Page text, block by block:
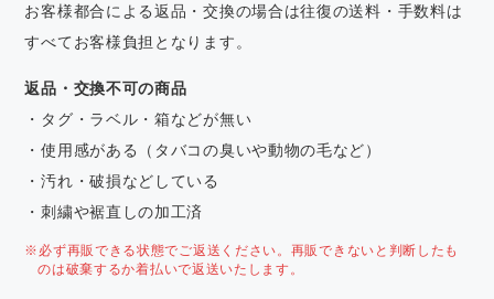
お客様都合による返品・交換の場合は往復の送料・手数料は
すべてお客様負担となります。
返品・交換不可の商品
・タグ・ラベル・箱などが無い
・使用感がある（タバコの臭いや動物の毛など）
・汚れ・破損などしている
・刺繍や裾直しの加工済
※必ず再販できる状態でご返送ください。再販できないと判断したも
のは破棄するか着払いで返送いたします。